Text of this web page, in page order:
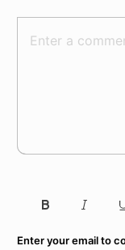
Enter your email to